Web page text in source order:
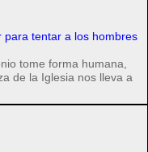
tentar a los hombres
tome forma humana,
de la Iglesia nos lleva a